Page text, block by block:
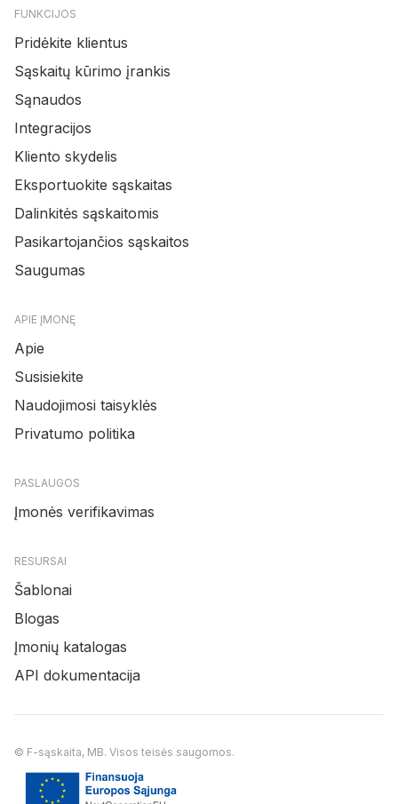
FUNKCIJOS
Pridėkite klientus
Sąskaitų kūrimo įrankis
Sąnaudos
Integracijos
Kliento skydelis
Eksportuokite sąskaitas
Dalinkitės sąskaitomis
Pasikartojančios sąskaitos
Saugumas
APIE ĮMONĘ
Apie
Susisiekite
Naudojimosi taisyklės
Privatumo politika
PASLAUGOS
Įmonės verifikavimas
RESURSAI
Šablonai
Blogas
Įmonių katalogas
API dokumentacija
© F-sąskaita, MB. Visos teisės saugomos.